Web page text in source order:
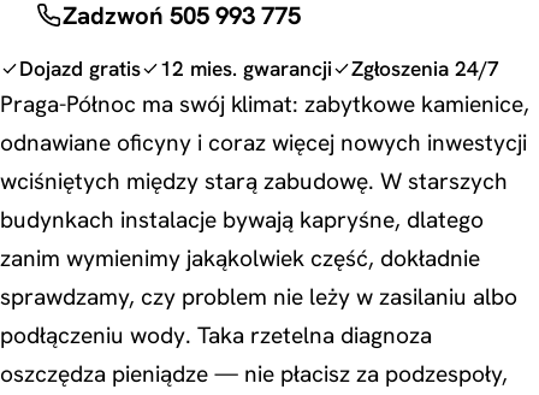
Zadzwoń 505 993 775
Dojazd gratis 12 mies. gwarancji Zgłoszenia 24/7
Praga-Północ ma swój klimat: zabytkowe kamienice,
odnawiane oficyny i coraz więcej nowych inwestycji
wciśniętych między starą zabudowę. W starszych
budynkach instalacje bywają kapryśne, dlatego
zanim wymienimy jakąkolwiek część, dokładnie
sprawdzamy, czy problem nie leży w zasilaniu albo
podłączeniu wody. Taka rzetelna diagnoza
oszczędza pieniądze — nie płacisz za podzespoły,